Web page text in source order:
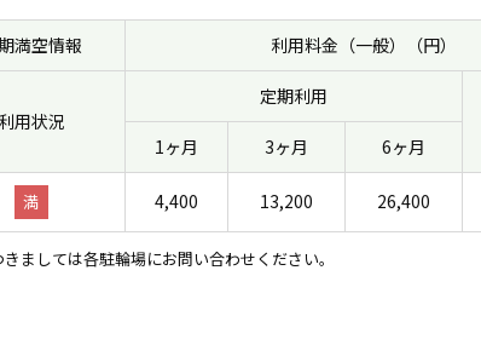
満空情報 利用料金（一般）（円）
利用状況
定期利用
1ヶ月
3ヶ月 6ヶ月
満 4,400 13,200 26,400
ましては各駐輪場にお問い合わせください。